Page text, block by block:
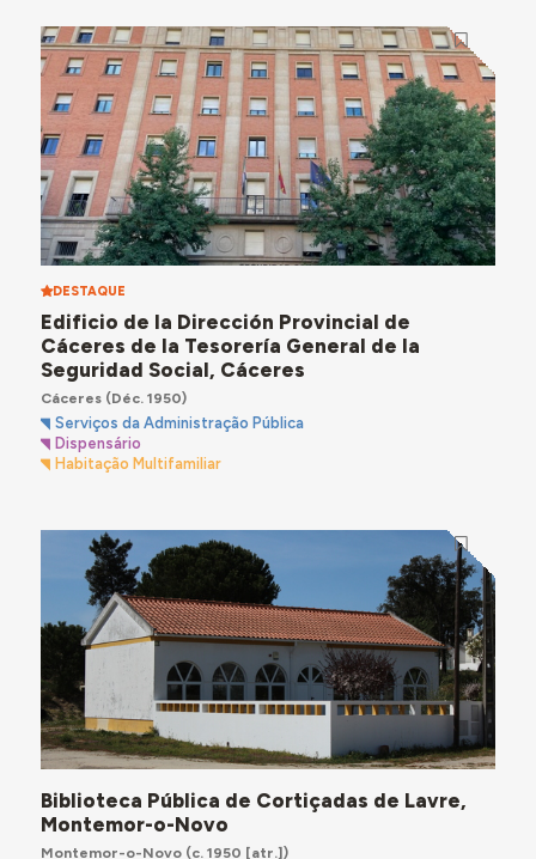
DESTAQUE
Edificio de la Dirección Provincial de
Cáceres de la Tesorería General de la
Seguridad Social, Cáceres
Cáceres(Déc. 1950)
Serviços da Administração Pública
Dispensário
Habitação Multifamiliar
Biblioteca Pública de Cortiçadas de Lavre,
Montemor-o-Novo
Montemor-o-Novo(c. 1950 [atr.])